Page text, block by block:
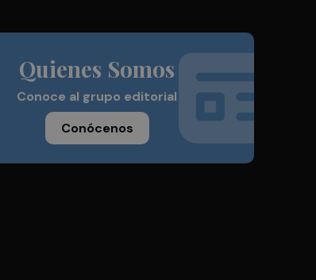
Quienes Somos
Conoce al grupo editorial
Conócenos